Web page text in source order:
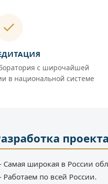
с широчайшей
в национальной системе
широкая в России
по всей России.